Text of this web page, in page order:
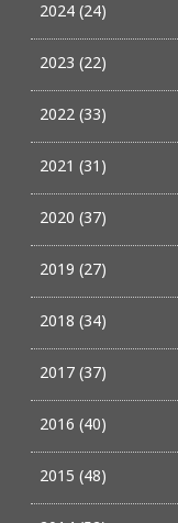
2024 (24)
2023 (22)
2022 (33)
2021 (31)
2020 (37)
2019 (27)
2018 (34)
2017 (37)
2016 (40)
2015 (48)